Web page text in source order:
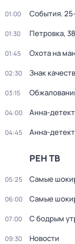
01:00 События.
01:30 Петровка, 38
01:45 Охота на
02:30 Знак
03:15
04:00 Анна-
04:45 Анна-
РЕН ТВ
05:25 Самые
06:00 Самые
07:00 С бодрым
09:30 Новости